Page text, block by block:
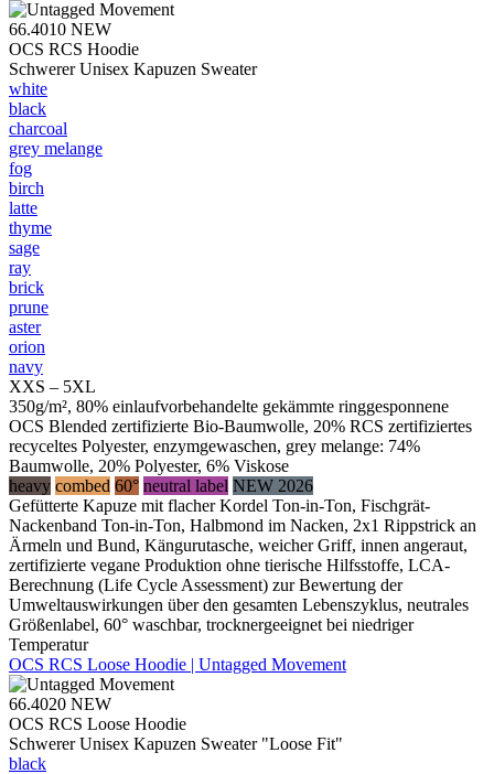
66.4010 NEW
OCS RCS Hoodie
Schwerer Unisex Kapuzen Sweater
white
black
charcoal
grey melange
fog
birch
latte
thyme
sage
ray
brick
prune
aster
orion
navy
XXS – 5XL
350g/m², 80% einlaufvorbehandelte gekämmte ringgesponnene
OCS Blended zertifizierte Bio-Baumwolle, 20% RCS zertifiziertes
recyceltes Polyester, enzymgewaschen, grey melange: 74%
Baumwolle, 20% Polyester, 6% Viskose
heavy combed 60° neutral label NEW 2026
Gefütterte Kapuze mit flacher Kordel Ton-in-Ton, Fischgrät-
Nackenband Ton-in-Ton, Halbmond im Nacken, 2x1 Rippstrick an
Ärmeln und Bund, Kängurutasche, weicher Griff, innen angeraut,
zertifizierte vegane Produktion ohne tierische Hilfsstoffe, LCA-
Berechnung (Life Cycle Assessment) zur Bewertung der
Umweltauswirkungen über den gesamten Lebenszyklus, neutrales
Größenlabel, 60° waschbar, trocknergeeignet bei niedriger
Temperatur
OCS RCS Loose Hoodie | Untagged Movement
66.4020 NEW
OCS RCS Loose Hoodie
Schwerer Unisex Kapuzen Sweater "Loose Fit"
black